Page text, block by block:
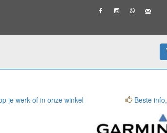
je werk of in onze winkel Beste